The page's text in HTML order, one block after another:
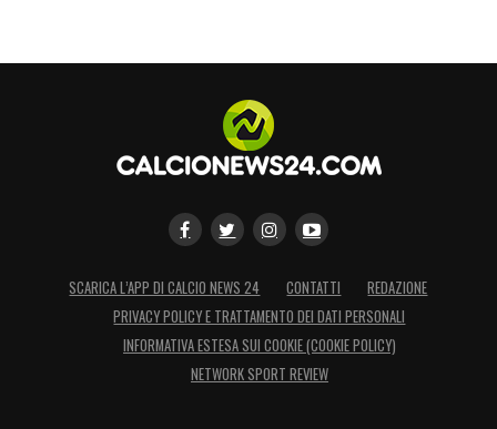
SCARICA L’APP DI CALCIO NEWS 24 CONTATTI
REDAZIONE
PRIVACY POLICY E TRATTAMENTO DEI DATI PERSONALI
INFORMATIVA ESTESA SUI COOKIE (COOKIE POLICY)
NETWORK SPORT REVIEW